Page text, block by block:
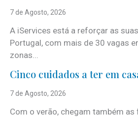
7 de Agosto, 2026
A iServices está a reforçar as
Portugal, com mais de 30 vagas
zonas...
Cinco cuidados a ter em
7 de Agosto, 2026
Com o verão, chegam também